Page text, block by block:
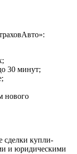
30 минут;
нового
сделки купли-
и юридическими